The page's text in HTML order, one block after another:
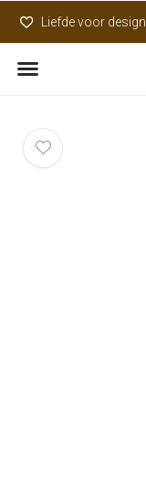
Liefde voor design